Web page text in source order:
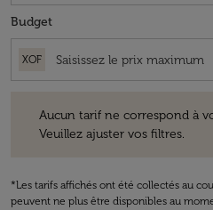
Budget
XOF
Aucun tarif ne correspond à
Veuillez ajuster vos filtres.
*Les tarifs affichés ont été collectés au
peuvent ne plus être disponibles au